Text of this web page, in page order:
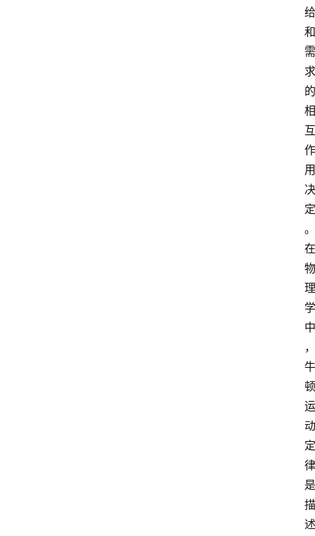
给
和
需
求
的
相
互
作
用
决
定
。
在
物
理
学
中
，
牛
顿
运
动
定
律
是
描
述